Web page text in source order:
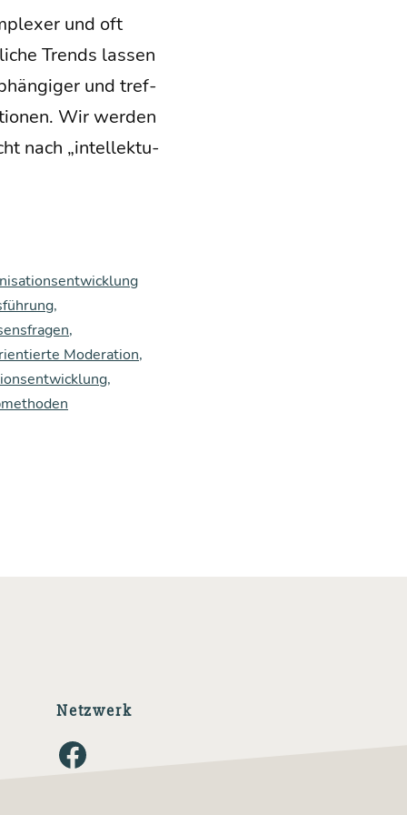
und oft
Trends las­sen
und tref­
Wir wer­den
nach „intel­lek­tu­
,
,
Moderation,
,
Netzwerk
Facebook